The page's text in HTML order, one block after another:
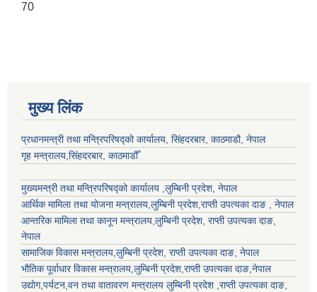
70
मुख्य लिंक
प्रधानमन्त्री तथा मन्त्रिपरिषद्को कार्यालय, सिंहदरबार, काठमाडौ, नेपाल
गृह मन्त्रालय,सिंहदरबार, काठमाडौँ
मुख्यमन्त्री तथा मन्त्रिपरिषद्को कार्यालय ,लुम्बिनी प्रदेश, नेपाल
आर्थिक मामिला तथा योजना मन्त्रालय,लुम्बिनी प्रदेश,राप्ती उपत्यका दाङ , नेपाल
आन्तरिक मामिला तथा कानून मन्त्रालय,लुम्बिनी प्रदेश, राप्ती उपत्यका दाङ,
नेपाल
सामाजिक विकास मन्त्रालय,लुम्बिनी प्रदेश, राप्ती उपत्यका दाङ, नेपाल
भौतिक पूर्वाधार विकास मन्त्रालय,लुम्बिनी प्रदेश,राप्ती उपत्यका दाङ,नेपाल
उद्याेग,पर्यटन,वन तथा वातावरण मन्त्रालय लुम्बिनी प्रदेश ,राप्ती उपत्यका दाङ,